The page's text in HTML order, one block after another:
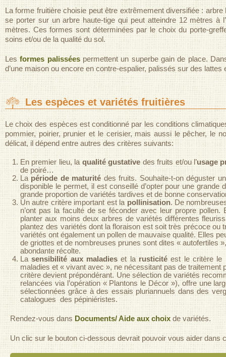
La forme fruitière choisie peut être extrêmement diversifiée :
se porter sur un arbre haute-tige qui peut atteindre 12 mètres à
mètres. Ces formes sont déterminées par le choix du porte-
soins et/ou de la qualité du sol.
Lesformes palisséespermettent un superbe gain de place.
d’une maison ou encore en contre-espalier, palissés sur des
Les espèces et variétés fruitières
Le choix des espèces est conditionné par les conditions
pommier, poirier, prunier et le cerisier, mais aussi le pêcher, le
délicat, il dépend entre autres des critères suivants:
En premier lieu, la qualité gustative des fruits et/ou l’usage
de poiré…
La période de maturité des fruits. Souhaite-t-on déguster
disponible le permet, il est conseillé d’opter pour une
grande proportion de variétés tardives et de bonne
Un autre critère important est la pollinisation. De
n’ont pas la faculté de se féconder avec leur propre
planter aux moins deux arbres de variétés différentes
plantez des variétés dont la floraison est soit très précoce
variétés ont également un pollen de mauvaise qualité. Elles
de griottes et de nombreuses prunes sont dites « autofertiles
abondante récolte.
Lasensibilité aux maladies et la rusticitéest le critère le
maladies et « vivant avec », ne nécessitant pas de
critère devient prépondérant. Une sélection de variétés
relancées via l’opération « Plantons le Décor »), offre une
sélectionnées grâce à des essais pluriannuels dans des
catalogues des pépiniéristes.
Rendez-vous dans Documents/ Aide aux choix de variétés.
Un clic sur le bouton ci-dessous devrait pouvoir vous aider dans